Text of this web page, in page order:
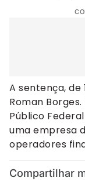
A sentença, de
Roman
Público
uma empresa
operadores
Compartilhar